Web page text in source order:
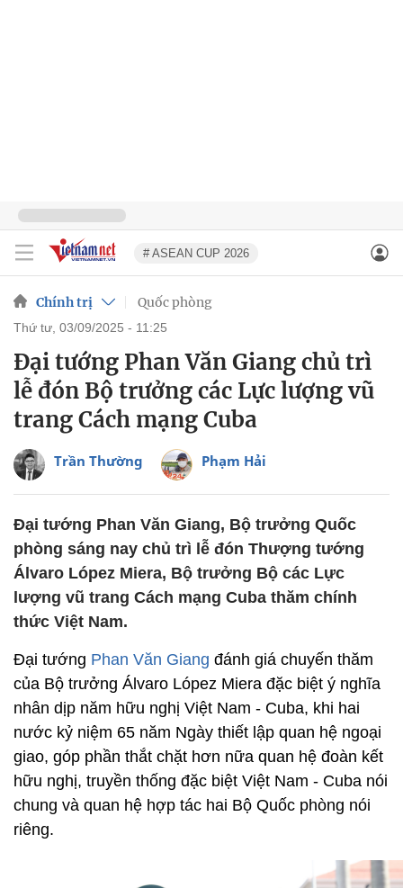
# ASEAN CUP 2026
Chính trị Quốc phòng
thứ tư, 03/09/2025 - 11:25
Đại tướng Phan Văn Giang chủ trì
lễ đón Bộ trưởng các Lực lượng vũ
trang Cách mạng Cuba
Trần Thường Phạm Hải
Đại tướng Phan Văn Giang, Bộ trưởng Quốc
phòng sáng nay chủ trì lễ đón Thượng tướng
Álvaro López Miera, Bộ trưởng Bộ các Lực
lượng vũ trang Cách mạng Cuba thăm chính
thức Việt Nam.
Đại tướng Phan Văn Giang đánh giá chuyến thăm
của Bộ trưởng Álvaro López Miera đặc biệt ý nghĩa
nhân dịp năm hữu nghị Việt Nam - Cuba, khi hai
nước kỷ niệm 65 năm Ngày thiết lập quan hệ ngoại
giao, góp phần thắt chặt hơn nữa quan hệ đoàn kết
hữu nghị, truyền thống đặc biệt Việt Nam - Cuba nói
chung và quan hệ hợp tác hai Bộ Quốc phòng nói
riêng.